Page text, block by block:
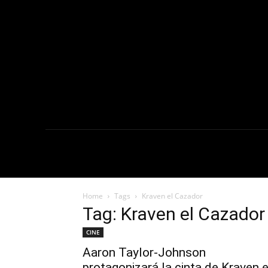
Home Tags Kraven el Cazador
Tag: Kraven el Cazador
CINE
Aaron Taylor-Johnson